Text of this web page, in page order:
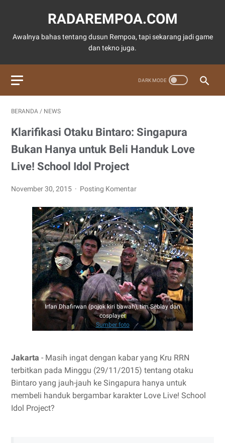
RADAREMPOA.COM
Awalnya bahas tentang dusun Rempoa, tapi sekarang jadi game
dan tekno juga.
BERANDA / NEWS
Klarifikasi Otaku Bintaro: Singapura
Bukan Hanya untuk Beli Handuk Love
Live! School Idol Project
November 30, 2015 Posting Komentar
Irfan Dhafirwan (pojok kiri bawah), tim Seblay dan
cosplayer
Sumber foto
Jakarta - Masih ingat dengan kabar yang Kru RRN
terbitkan pada Minggu (29/11/2015) tentang otaku
Bintaro yang jauh-jauh ke Singapura hanya untuk
membeli handuk bergambar karakter Love Live! School
Idol Project?